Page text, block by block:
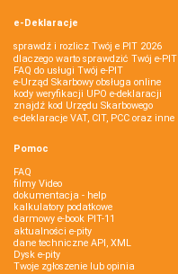
e-Deklaracje
sprawdź i rozlicz Twój e PIT 2026
dlaczego warto sprawdzić Twój e-PIT
FAQ do usługi Twój e-PIT
e-Urząd Skarbowy obsługa online
kody weryfikacji UPO e-deklaracji
znajdź kod Urzędu Skarbowego
e-deklaracje VAT, CIT, PCC oraz inne
Pomoc
FAQ
filmy Video
dokumentacja - help
kalkulatory podatkowe
darmowy e-book PIT-11
aktualności e-pity
dane techniczne API, XML
Dysk e-pity
Twoje zgłoszenie lub opinia